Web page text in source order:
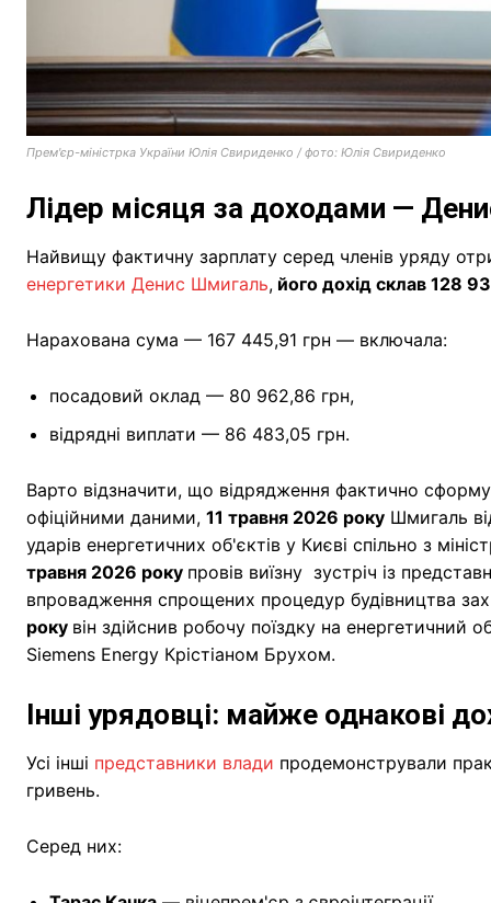
Прем'єр-міністрка України Юлія Свириденко / фото: Юлія Свириденко
Лідер місяця за доходами —
Найвищу фактичну зарплату серед членів уряду
енергетики Денис Шмигаль, його дохід склав 128
Нарахована сума — 167 445,91 грн — включала:
посадовий оклад — 80 962,86 грн,
відрядні виплати — 86 483,05 грн.
Варто відзначити, що відрядження фактично
офіційними даними, 11 травня 2026 року Шмигаль
ударів енергетичних об'єктів у Києві спільно з
травня 2026 року провів виїзну зустріч із
впровадження спрощених процедур будівництва
року він здійснив робочу поїздку на енергетичний
Siemens Energy Крістіаном Брухом.
Інші урядовці: майже однакові
Усі інші представники влади продемонстрували
гривень.
Серед них: